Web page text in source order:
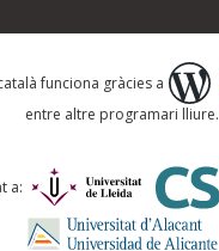
funciona gràcies a
entre altre programari lliure.
a: